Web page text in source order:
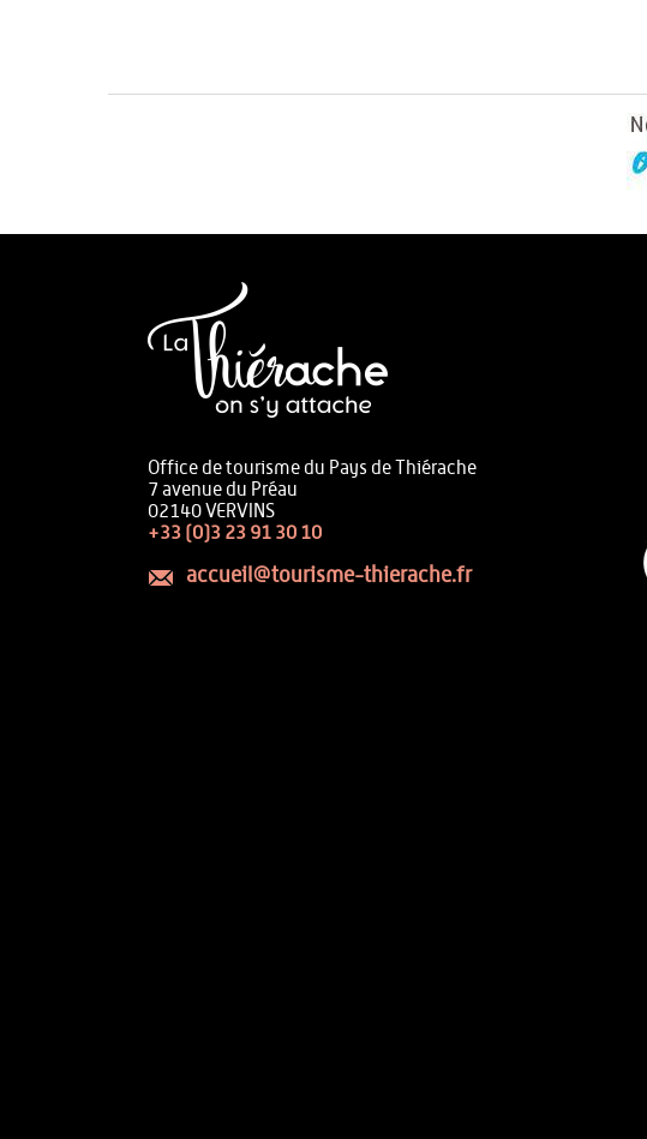
Office de tourisme du Pays de Thiérache
7 avenue du Préau
02140 VERVINS
+33 (0)3 23 91 30 10
accueil@tourisme-thierache.fr